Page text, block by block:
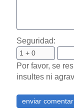
Seguridad:
Por favor, se
insultes ni